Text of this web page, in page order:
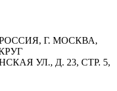
РОССИЯ, Г. МОСКВА,
УЛ., Д. 23, СТР. 5,